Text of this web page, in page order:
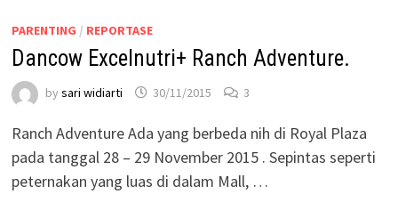
PARENTING / REPORTASE
Dancow Excelnutri+ Ranch Adventure.
by sari widiarti 30/11/2015 3
Ranch Adventure Ada yang berbeda nih di Royal Plaza
pada tanggal 28 – 29 November 2015 . Sepintas seperti
peternakan yang luas di dalam Mall, …